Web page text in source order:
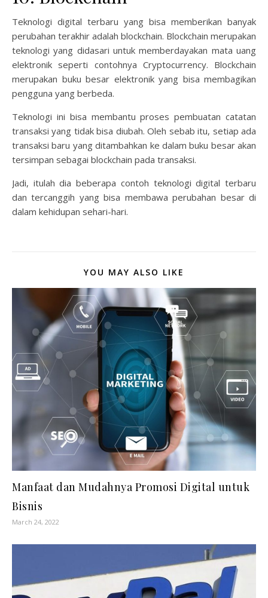
Teknologi digital terbaru yang bisa memberikan banyak
perubahan terakhir adalah blockchain. Blockchain merupakan
teknologi yang didasari untuk memberdayakan mata uang
elektronik seperti contohnya Cryptocurrency. Blockchain
merupakan buku besar elektronik yang bisa membagikan
pengguna yang berbeda.
Teknologi ini bisa membantu proses pembuatan catatan
transaksi yang tidak bisa diubah. Oleh sebab itu, setiap ada
transaksi baru yang ditambahkan ke dalam buku besar akan
tersimpan sebagai blockchain pada transaksi.
Jadi, itulah dia beberapa contoh teknologi digital terbaru
dan tercanggih yang bisa membawa perubahan besar di
dalam kehidupan sehari-hari.
YOU MAY ALSO LIKE
Manfaat dan Mudahnya Promosi Digital untuk
Bisnis
March 24, 2022